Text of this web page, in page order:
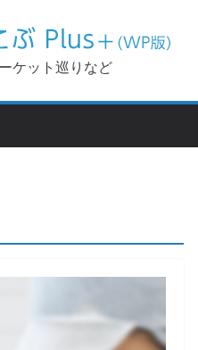
ケット巡りなど